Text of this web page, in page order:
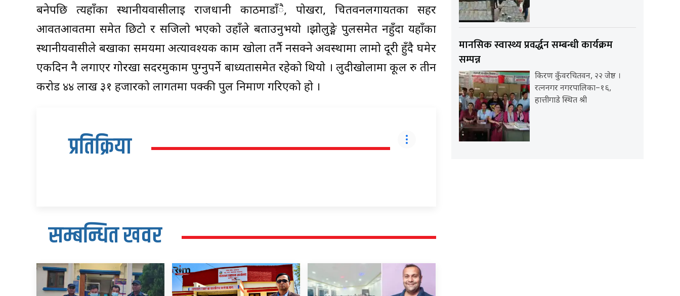
बनेपछि त्यहाँका स्थानीयवासीलाई राजधानी काठमाडाँै, पोखरा, चितवनलगायतका सहर
आवतआवतमा समेत छिटो र सजिलो भएको उहाँले बताउनुभयो ।झोलुङ्गे पुलसमेत नहुँदा यहाँका
स्थानीयवासीले बर्खाका समयमा अत्यावश्यक काम खोला तर्नै नसक्ने अवस्थामा लामो दूरी हुँदै घमेर
एकदिन नै लगाएर गोरखा सदरमुकाम पुग्नुपर्ने बाध्यतासमेत रहेको थियो । लुदीखोलामा कूल रु तीन
करोड ४४ लाख ३१ हजारको लागतमा पक्की पुल निर्माण गरिएको हो ।
प्रतिक्रिया
सम्बन्धित खवर
मानसिक स्वास्थ्य प्रवर्द्धन सम्बन्धी कार्यक्रम
सम्पन्न
किरण कुँवरचितवन, २२ जेष्ठ ।
रत्ननगर नगरपालिका–१६,
हात्तीगाडे स्थित श्री